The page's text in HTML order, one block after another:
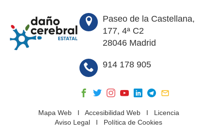
Paseo de la Castellana,
177, 4ª C2
28046 Madrid
914 178 905
Mapa WebI Accesibilidad WebI Licencia
Aviso Legal I Política de Cookies